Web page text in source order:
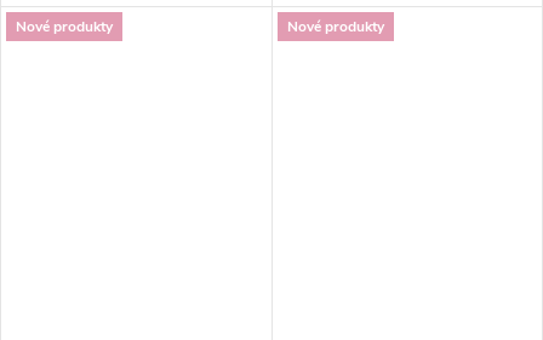
Nové produkty Nové produkty